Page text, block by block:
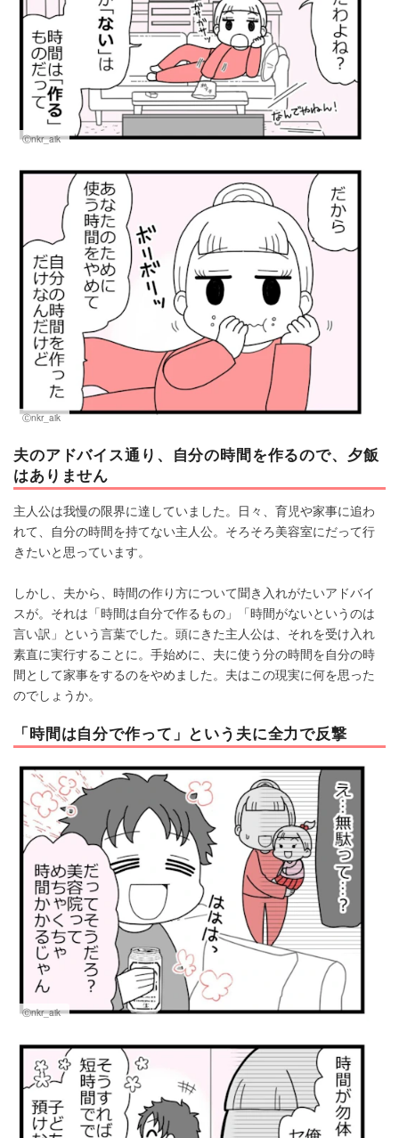
Ⓒnkr_aik
Ⓒnkr_aik
夫のアドバイス通り、自分の時間を作るので、夕飯
はありません
主人公は我慢の限界に達していました。日々、育児や家事に追わ
れて、自分の時間を持てない主人公。そろそろ美容室にだって行
きたいと思っています。
しかし、夫から、時間の作り方について聞き入れがたいアドバイ
スが。それは「時間は自分で作るもの」「時間がないというのは
言い訳」という言葉でした。頭にきた主人公は、それを受け入れ
素直に実行することに。手始めに、夫に使う分の時間を自分の時
間として家事をするのをやめました。夫はこの現実に何を思った
のでしょうか。
「時間は自分で作って」という夫に全力で反撃
Ⓒnkr_aik